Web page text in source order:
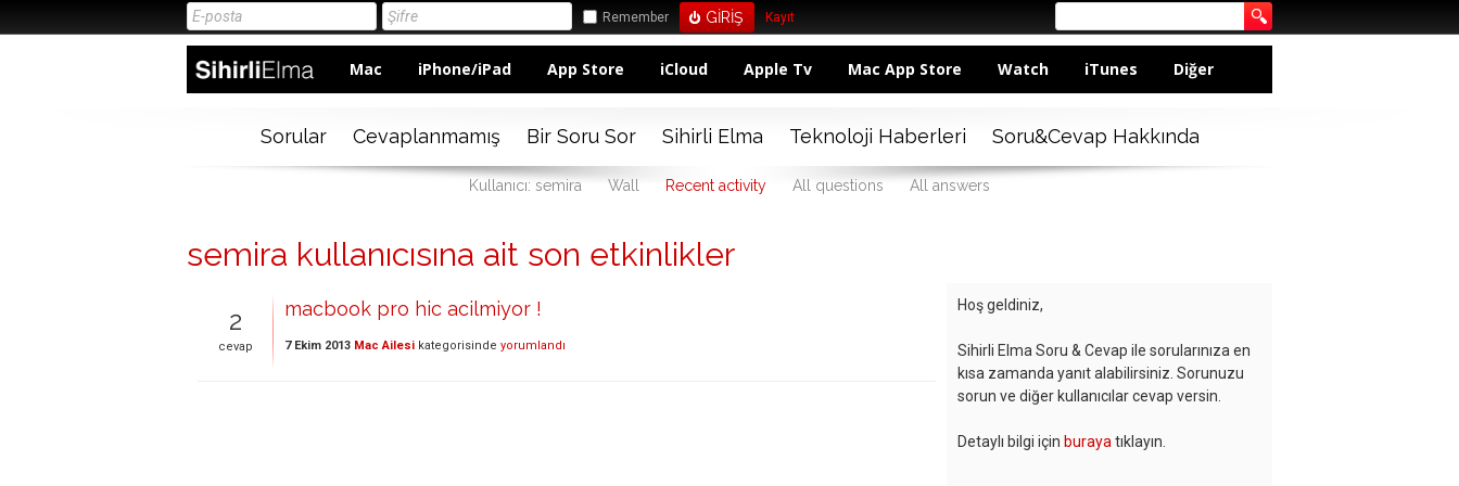
Remember Kayıt
Mac iPhone/iPad App Store iCloud Apple Tv Mac App Store Watch iTunes Diğer
Sorular Cevaplanmamış Bir Soru Sor Sihirli Elma Teknoloji Haberleri Soru&Cevap Hakkında
Kullanıcı: semira Wall Recent activity All questions All answers
semira kullanıcısına ait son etkinlikler
2
cevap
macbook pro hic acilmiyor !
7 Ekim 2013 Mac Ailesi kategorisinde yorumlandı
Hoş geldiniz,
Sihirli Elma Soru & Cevap ile sorularınıza en
kısa zamanda yanıt alabilirsiniz. Sorunuzu
sorun ve diğer kullanıcılar cevap versin.
Detaylı bilgi için buraya tıklayın.